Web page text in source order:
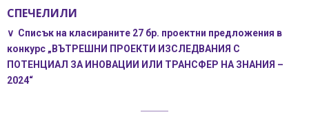
СПЕЧЕЛИЛИ
∨ Списък на класираните 27 бр. проектни предложения в
конкурс „ВЪТРЕШНИ ПРОЕКТИ ИЗСЛЕДВАНИЯ С
ПОТЕНЦИАЛ ЗА ИНОВАЦИИ ИЛИ ТРАНСФЕР НА ЗНАНИЯ –
2024“